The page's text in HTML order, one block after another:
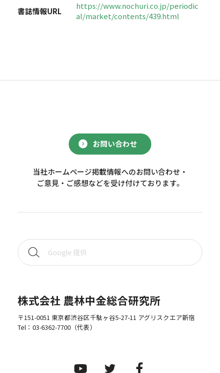
書誌情報URL
https://www.nochuri.co.jp/periodic
al/market/contents/439.html
お問い合わせ
当社ホームページ掲載情報へのお問い合わせ・
ご意見・ご感想などを受け付けております。
株式会社 農林中金総合研究所
〒151-0051 東京都渋谷区千駄ヶ谷5-27-11 アグリスクエア新宿
Tel： 03-6362-7700（代表）